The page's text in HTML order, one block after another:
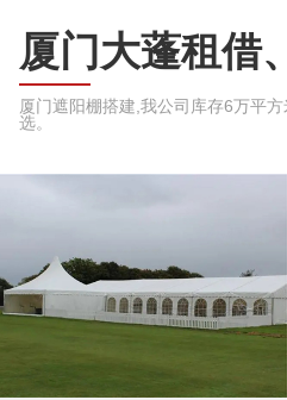
厦门大蓬租借
厦门遮阳棚搭建,我公司库存6万平
选。